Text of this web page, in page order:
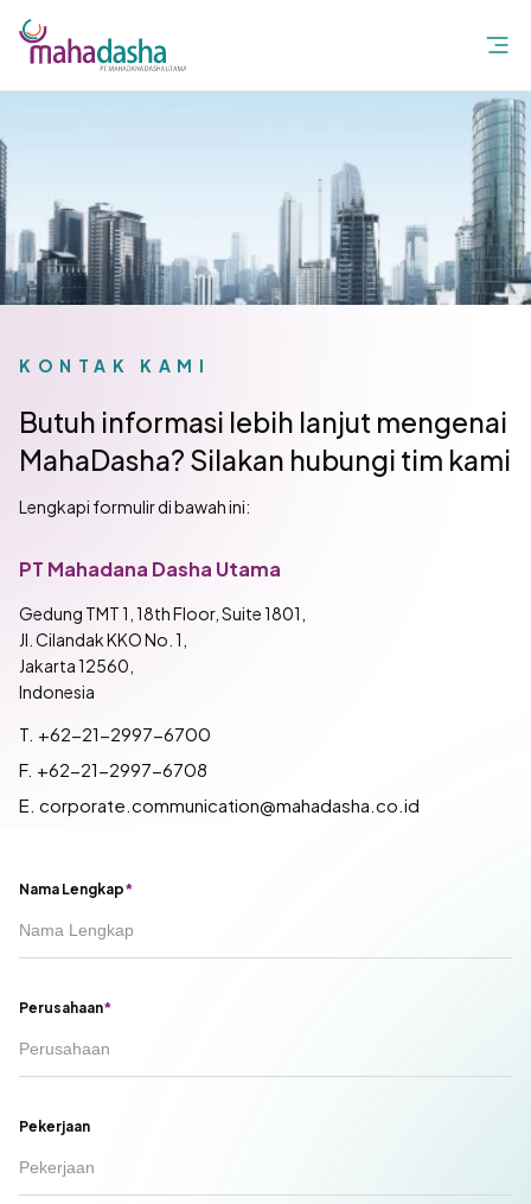
KONTAK KAMI
Butuh informasi lebih lanjut mengenai
MahaDasha? Silakan hubungi tim kami
Lengkapi formulir di bawah ini:
PT Mahadana Dasha Utama
Gedung TMT 1, 18th Floor, Suite 1801,
Jl. Cilandak KKO No. 1,
Jakarta 12560,
Indonesia
T. +62-21-2997-6700
F. +62-21-2997-6708
E. corporate.communication@mahadasha.co.id
Nama Lengkap*
Perusahaan*
Pekerjaan